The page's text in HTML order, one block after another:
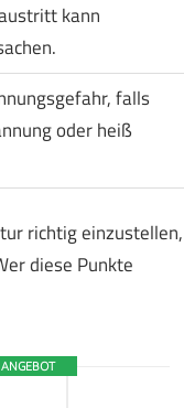
kann
falls
oder heiß
richtig einzustellen,
diese Punkte
ANGEBOT